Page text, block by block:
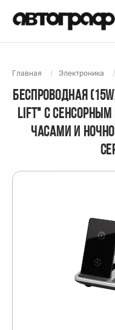
Главная Электроника
БЕСПРОВОДНАЯ
LIFT" С
ЧАСАМИ И